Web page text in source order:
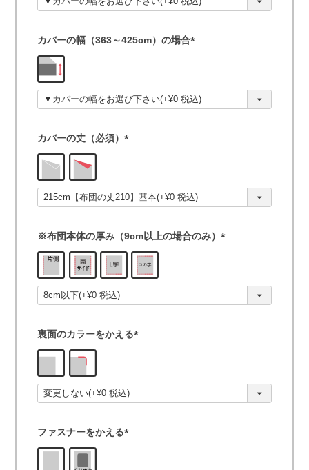
)
カバーの幅（363～425cm）の場合
須
)
カバーの丈（必須）
須
)
※布団本体の厚み（9cm以上の場合のみ）
須
)
裏面のカラーをかえる
須
)
ファスナーをかえる